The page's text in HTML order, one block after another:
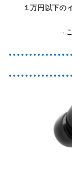
１万円以下の
→